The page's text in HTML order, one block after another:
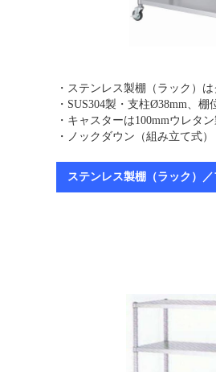
・ステンレス製棚（ラック）
・SUS304製・支柱Ø38mm、
・キャスターは100mmウレタ
・ノックダウン（組み立て
ステンレス製棚（ラック）